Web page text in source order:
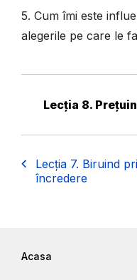
5. Cum îmi este
alegerile pe care le
Lecția 8.
Lecția 7. Biruind
încredere
Acasa